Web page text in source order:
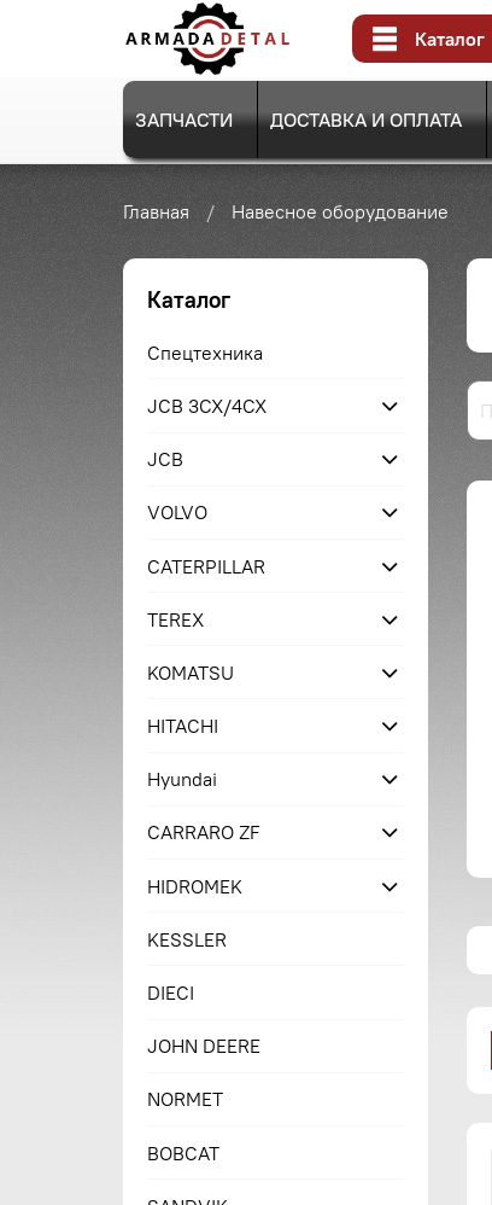
Каталог
ЗАПЧАСТИ ДОСТАВКА И ОПЛАТА
Главная Навесное оборудование
Каталог
Спецтехника
JCB 3CX/4CX
JCB
VOLVO
CATERPILLAR
TEREX
KOMATSU
HITACHI
Hyundai
CARRARO ZF
HIDROMEK
KESSLER
DIECI
JOHN DEERE
NORMET
BOBCAT